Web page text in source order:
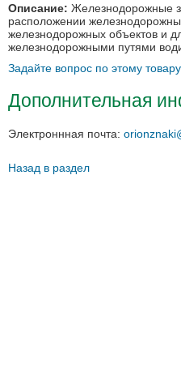
Описание: Железнодорожные
расположении
железнодорожных объектов и
железнодорожными путями
Задайте вопрос по этому товару
Дополнительная
Электроннная почта:
Назад в раздел